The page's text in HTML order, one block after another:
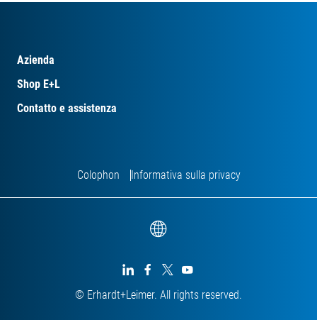
Azienda
Shop E+L
Contatto e assistenza
© Erhardt+Leimer. All rights reserved.
Colophon Informativa sulla privacy
   